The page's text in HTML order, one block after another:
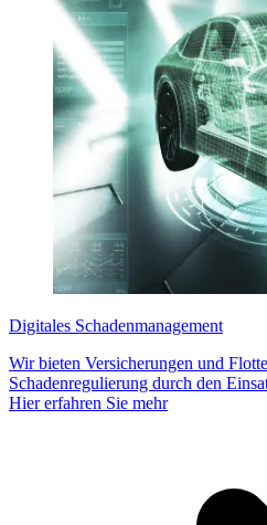
Digitales Schadenmanagement
Wir bieten Versicherungen und
Schadenregulierung durch den
Hier erfahren Sie mehr